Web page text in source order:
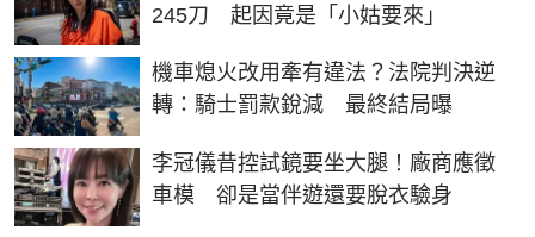
245刀 起因竟是「小姑要來」
機車熄火改用牽有違法？法院判決逆
轉：騎士罰款銳減 最終結局曝
李冠儀昔控試鏡要坐大腿！廠商應徵
車模 卻是當伴遊還要脫衣驗身